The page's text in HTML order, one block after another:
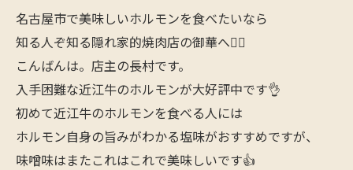
名古屋市で美味しいホルモンを食べたいなら
知る人ぞ知る隠れ家的焼肉店の御華へ🙋‍♂️
こんばんは。店主の長村です。
入手困難な近江牛のホルモンが大好評中です👌
初めて近江牛のホルモンを食べる人には
ホルモン自身の旨みがわかる塩味がおすすめですが、
味噌味はまたこれはこれで美味しいです👍